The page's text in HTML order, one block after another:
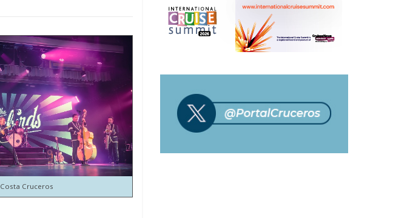
Costa Cruceros